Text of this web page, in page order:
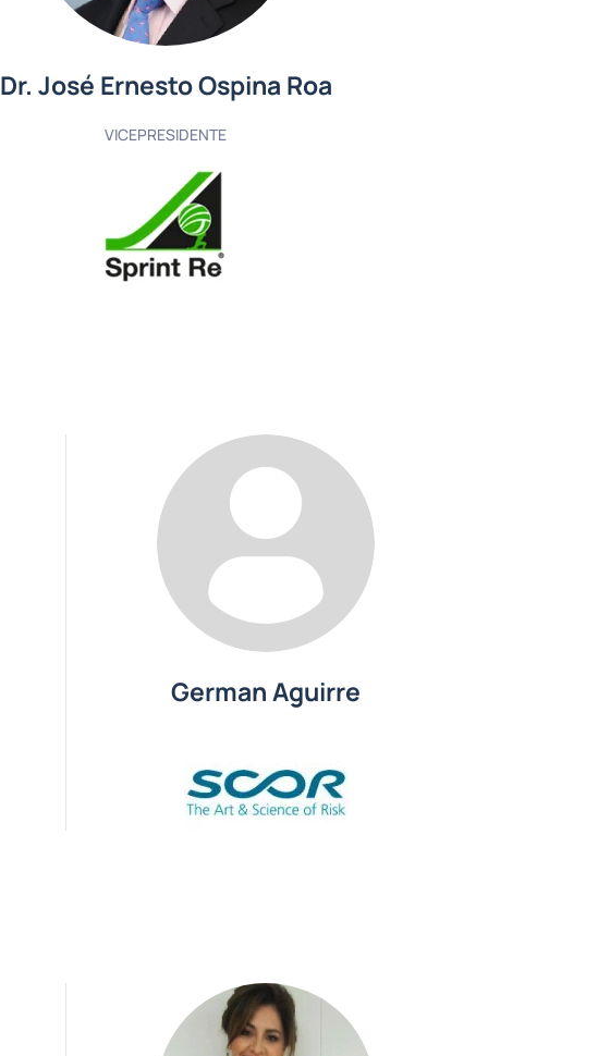
Dr. José Ernesto Ospina Roa
VICEPRESIDENTE
German Aguirre